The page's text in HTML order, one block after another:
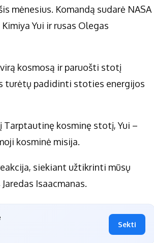
mėnesius. Komandą sudarė NASA
Yui ir rusas Olegas
kosmosą ir paruošti stotį
turėtų padidinti stoties energijos
Tarptautinę kosminę stotį, Yui –
kosminė misija.
siekiant užtikrinti mūsų
Isaacmanas.
Sekti